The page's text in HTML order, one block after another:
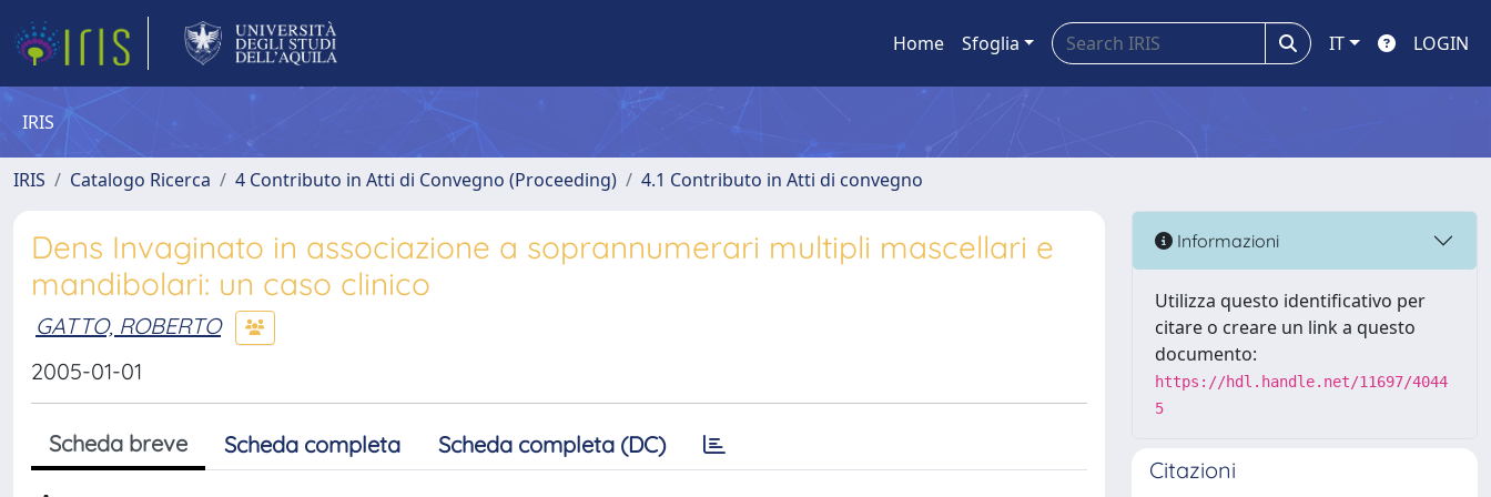
Home Sfoglia IT LOGIN
IRIS
IRIS Catalogo Ricerca 4 Contributo in Atti di Convegno (Proceeding) 4.1 Contributo in Atti di convegno
Dens Invaginato in associazione a soprannumerari multipli mascellari e
mandibolari: un caso clinico
GATTO, ROBERTO
2005-01-01
Scheda breve Scheda completa Scheda completa (DC)
Informazioni
Utilizza questo identificativo per
citare o creare un link a questo
documento:
https://hdl.handle.net/11697/4044
5
Citazioni